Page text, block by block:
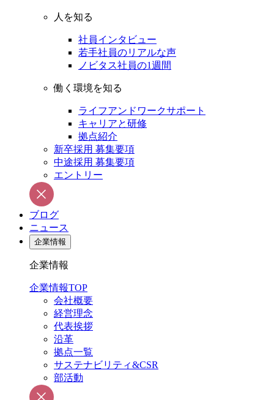
人を知る
社員インタビュー
若手社員のリアルな声
ノビタス社員の1週間
働く環境を知る
ライフアンドワークサポート
キャリアと研修
拠点紹介
新卒採用 募集要項
中途採用 募集要項
エントリー
ブログ
ニュース
企業情報
企業情報
企業情報TOP
会社概要
経営理念
代表挨拶
沿革
拠点一覧
サステナビリティ&CSR
部活動